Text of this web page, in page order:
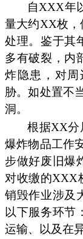
自XXX年
量大约XX枚，
处理。鉴于其
多有破裂，内
炸隐患，对
胁。如处置不
洞。
根据XX分
爆炸物品工作
步做好废旧爆
对收缴的XXX
销毁作业涉及
以下服务环节
运输、以及在